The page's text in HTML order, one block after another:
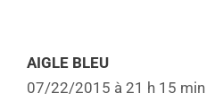
AIGLE BLEU
07/22/2015 à 21 h 15 min